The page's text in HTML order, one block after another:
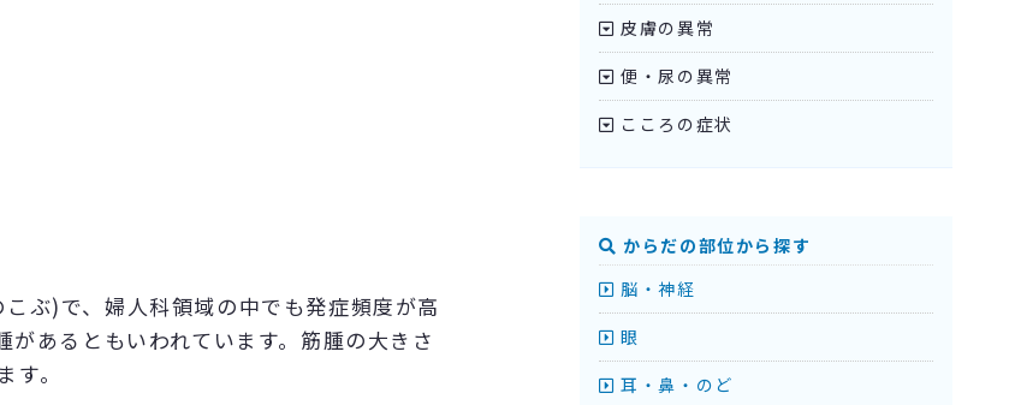
ぶ)で、婦人科領域の中でも発症頻度が高
あるともいわれています。筋腫の大きさ
。
皮膚の異常
便・尿の異常
こころの症状
からだの部位から探す
脳・神経
眼
耳・鼻・のど